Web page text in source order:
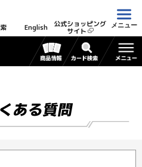
English 公式ショッピング
サイト
メニュー
ある質問